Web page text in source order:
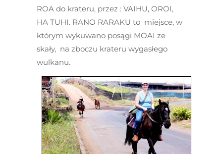
ROA do krateru, przez : VAIHU, OROI,
HA TUHI. RANO RARAKU to miejsce, w
którym wykuwano posągi MOAI ze
skały, na zboczu krateru wygasłego
wulkanu.